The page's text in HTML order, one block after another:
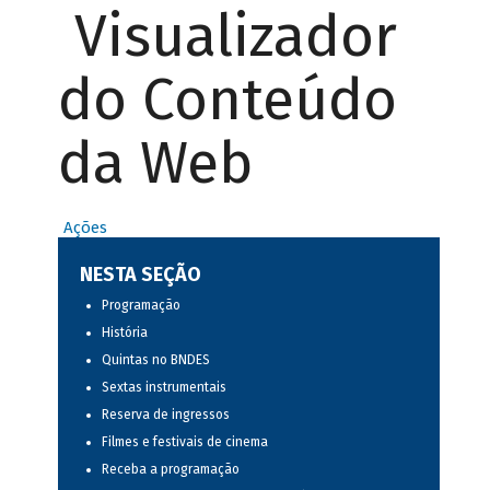
Visualizador
do Conteúdo
da Web
Ações
NESTA SEÇÃO
Programação
História
Quintas no BNDES
Sextas instrumentais
Reserva de ingressos
Filmes e festivais de cinema
Receba a programação